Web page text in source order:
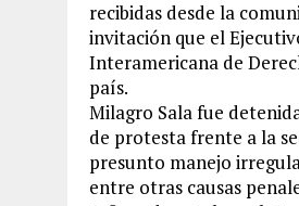
recibidas desde la
invitación que el
Interamericana de
país.
Milagro Sala fue
de protesta frente a la
presunto manejo
entre otras causas